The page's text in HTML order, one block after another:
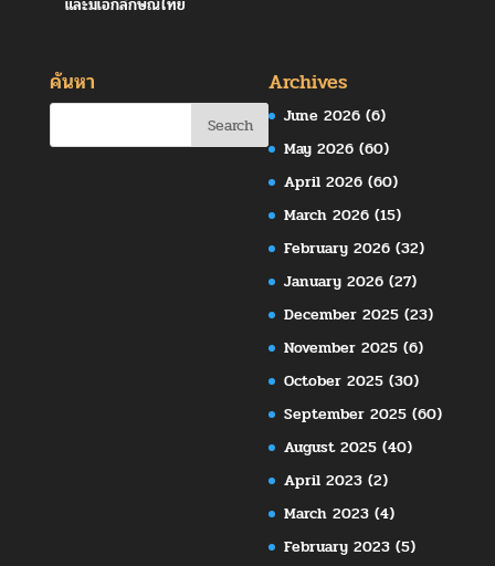
และมีเอกลักษณ์ไทย
ค้นหา Archives
June 2026 (6)
May 2026 (60)
April 2026 (60)
March 2026 (15)
February 2026 (32)
January 2026 (27)
December 2025 (23)
November 2025 (6)
October 2025 (30)
September 2025 (60)
August 2025 (40)
April 2023 (2)
March 2023 (4)
February 2023 (5)